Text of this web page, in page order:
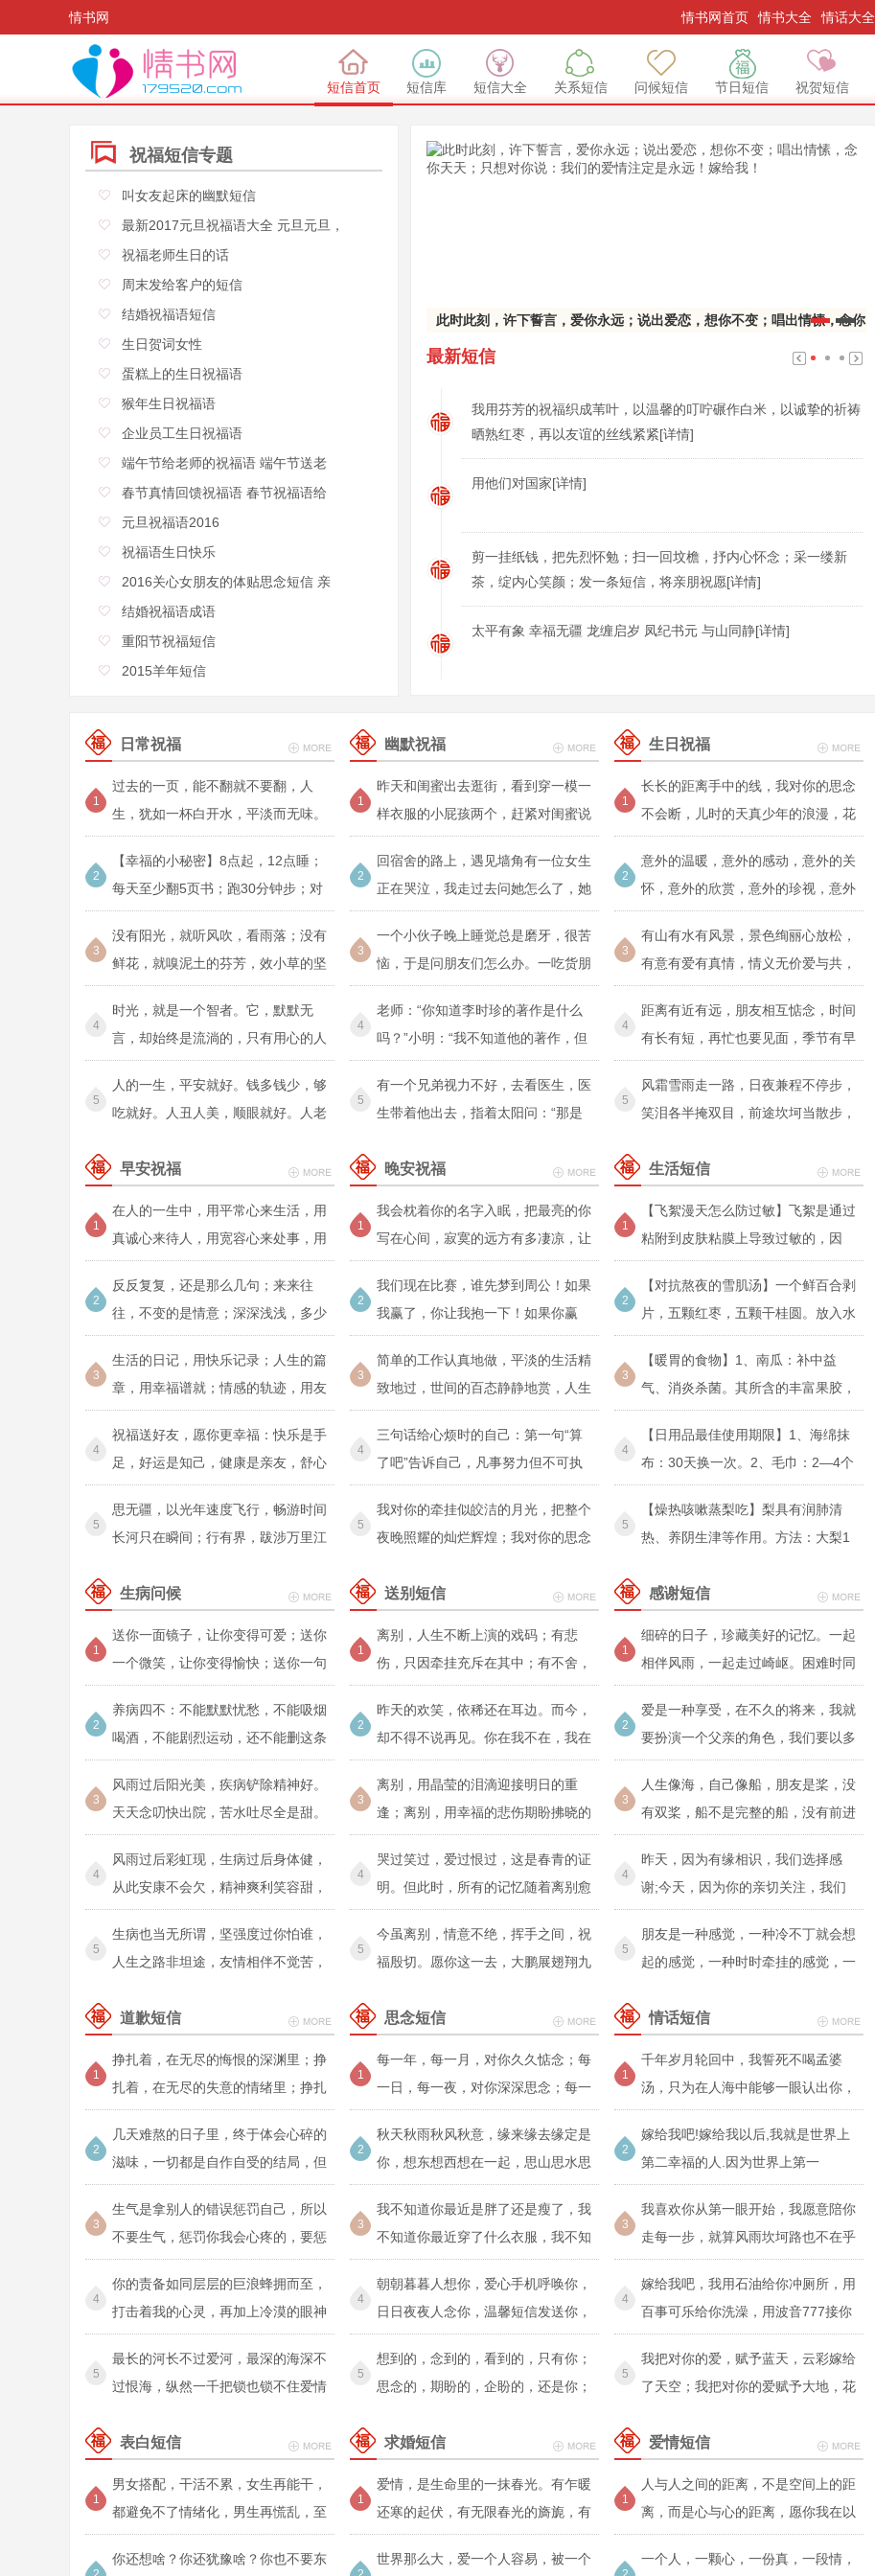
情书网 情书网首页 情书大全 情话大全
短信首页 短信库 短信大全 关系短信 问候短信 节日短信 祝贺短信
祝福短信专题
叫女友起床的幽默短信
最新2017元旦祝福语大全 元旦元旦，
祝福老师生日的话
周末发给客户的短信
结婚祝福语短信
生日贺词女性
蛋糕上的生日祝福语
猴年生日祝福语
企业员工生日祝福语
端午节给老师的祝福语 端午节送老
春节真情回馈祝福语 春节祝福语给
元旦祝福语2016
祝福语生日快乐
2016关心女朋友的体贴思念短信 亲
结婚祝福语成语
重阳节祝福短信
2015羊年短信
此时此刻，许下誓言，爱你永远；说出爱恋，想你不变；唱出情愫，念你
天天；只想对你说：我们的爱情注定是永远！嫁给我！
最新短信
我用芬芳的祝福织成苇叶，以温馨的叮咛碾作白米，以诚挚的祈祷
晒熟红枣，再以友谊的丝线紧紧[详情]
用他们对国家[详情]
剪一挂纸钱，把先烈怀勉；扫一回坟檐，抒内心怀念；采一缕新
茶，绽内心笑颜；发一条短信，将亲朋祝愿[详情]
太平有象 幸福无疆 龙缠启岁 凤纪书元 与山同静[详情]
日常祝福
1
过去的一页，能不翻就不要翻，人
生，犹如一杯白开水，平淡而无味。
但却在
2
【幸福的小秘密】8点起，12点睡；
每天至少翻5页书；跑30分钟步；对
1个陌
3
没有阳光，就听风吹，看雨落；没有
鲜花，就嗅泥土的芬芳，效小草的坚
强；没有
4
时光，就是一个智者。它，默默无
言，却始终是流淌的，只有用心的人
才可感
5
人的一生，平安就好。钱多钱少，够
吃就好。人丑人美，顺眼就好。人老
幽默祝福
1
昨天和闺蜜出去逛街，看到穿一模一
样衣服的小屁孩两个，赶紧对闺蜜说
2
回宿舍的路上，遇见墙角有一位女生
正在哭泣，我走过去问她怎么了，她
抽
3
一个小伙子晚上睡觉总是磨牙，很苦
恼，于是问朋友们怎么办。一吃货朋
4
老师：“你知道李时珍的著作是什么
吗？”小明：“我不知道他的著作，但
是
5
有一个兄弟视力不好，去看医生，医
生带着他出去，指着太阳问：“那是
生日祝福
1
长长的距离手中的线，我对你的思念
不会断，儿时的天真少年的浪漫，花
开
2
意外的温暖，意外的感动，意外的关
怀，意外的欣赏，意外的珍视，意外
的美好
3
有山有水有风景，景色绚丽心放松，
有意有爱有真情，情义无价爱与共，
有风
4
距离有近有远，朋友相互惦念，时间
有长有短，再忙也要见面，季节有早
有晚
5
风霜雪雨走一路，日夜兼程不停步，
笑泪各半掩双目，前途坎坷当散步，
早安祝福
1
在人的一生中，用平常心来生活，用
真诚心来待人，用宽容心来处事，用
执着
2
反反复复，还是那么几句；来来往
往，不变的是情意；深深浅浅，多少
都是惦记
3
生活的日记，用快乐记录；人生的篇
章，用幸福谱就；情感的轨迹，用友
情刻画
4
祝福送好友，愿你更幸福：快乐是手
足，好运是知己，健康是亲友，舒心
是恋人
5
思无疆，以光年速度飞行，畅游时间
长河只在瞬间；行有界，跋涉万里江
晚安祝福
1
我会枕着你的名字入眠，把最亮的你
写在心间，寂寞的远方有多凄凉，让
我
2
我们现在比赛，谁先梦到周公！如果
我赢了，你让我抱一下！如果你赢
了，我让
3
简单的工作认真地做，平淡的生活精
致地过，世间的百态静静地赏，人生
的
4
三句话给心烦时的自己：第一句“算
了吧”告诉自己，凡事努力但不可执
5
我对你的牵挂似皎洁的月光，把整个
夜晚照耀的灿烂辉煌；我对你的思念
生活短信
1
【飞絮漫天怎么防过敏】飞絮是通过
粘附到皮肤粘膜上导致过敏的，因
2
【对抗熬夜的雪肌汤】一个鲜百合剥
片，五颗红枣，五颗干桂圆。放入水
3
【暖胃的食物】1、南瓜：补中益
气、消炎杀菌。其所含的丰富果胶，
可
4
【日用品最佳使用期限】1、海绵抹
布：30天换一次。2、毛巾：2—4个
月
5
【燥热咳嗽蒸梨吃】梨具有润肺清
热、养阴生津等作用。方法：大梨1
生病问候
1
送你一面镜子，让你变得可爱；送你
一个微笑，让你变得愉快；送你一句
问候
2
养病四不：不能默默忧愁，不能吸烟
喝酒，不能剧烈运动，还不能删这条
短信
3
风雨过后阳光美，疾病铲除精神好。
天天念叨快出院，苦水吐尽全是甜。
4
风雨过后彩虹现，生病过后身体健，
从此安康不会欠，精神爽利笑容甜，
健康
5
生病也当无所谓，坚强度过你怕谁，
人生之路非坦途，友情相伴不觉苦，
送别短信
1
离别，人生不断上演的戏码；有悲
伤，只因牵挂充斥在其中；有不舍，
只因浓浓
2
昨天的欢笑，依稀还在耳边。而今，
却不得不说再见。你在我不在，我在
你
3
离别，用晶莹的泪滴迎接明日的重
逢；离别，用幸福的悲伤期盼拂晓的
黎明
4
哭过笑过，爱过恨过，这是春青的证
明。但此时，所有的记忆随着离别愈
来
5
今虽离别，情意不绝，挥手之间，祝
福殷切。愿你这一去，大鹏展翅翔九
感谢短信
1
细碎的日子，珍藏美好的记忆。一起
相伴风雨，一起走过崎岖。困难时同
2
爱是一种享受，在不久的将来，我就
要扮演一个父亲的角色，我们要以多
于
3
人生像海，自己像船，朋友是桨，没
有双桨，船不是完整的船，没有前进
的动力
4
昨天，因为有缘相识，我们选择感
谢;今天，因为你的亲切关注，我们
选择感
5
朋友是一种感觉，一种冷不丁就会想
起的感觉，一种时时牵挂的感觉，一
道歉短信
1
挣扎着，在无尽的悔恨的深渊里；挣
扎着，在无尽的失意的情绪里；挣扎
着，在
2
几天难熬的日子里，终于体会心碎的
滋味，一切都是自作自受的结局，但
我
3
生气是拿别人的错误惩罚自己，所以
不要生气，惩罚你我会心疼的，要惩
罚
4
你的责备如同层层的巨浪蜂拥而至，
打击着我的心灵，再加上冷漠的眼神
5
最长的河长不过爱河，最深的海深不
过恨海，纵然一千把锁也锁不住爱情
思念短信
1
每一年，每一月，对你久久惦念；每
一日，每一夜，对你深深思念；每一
分，每一秒
2
秋天秋雨秋风秋意，缘来缘去缘定是
你，想东想西想在一起，思山思水思
念
3
我不知道你最近是胖了还是瘦了，我
不知道你最近穿了什么衣服，我不知
4
朝朝暮暮人想你，爱心手机呼唤你，
日日夜夜人念你，温馨短信发送你，
一片
5
想到的，念到的，看到的，只有你；
思念的，期盼的，企盼的，还是你；
情话短信
1
千年岁月轮回中，我誓死不喝孟婆
汤，只为在人海中能够一眼认出你，
是你
2
嫁给我吧!嫁给我以后,我就是世界上
第二幸福的人.因为世界上第一
3
我喜欢你从第一眼开始，我愿意陪你
走每一步，就算风雨坎坷路也不在乎
4
嫁给我吧，我用石油给你冲厕所，用
百事可乐给你洗澡，用波音777接你
上
5
我把对你的爱，赋予蓝天，云彩嫁给
了天空；我把对你的爱赋予大地，花
表白短信
1
男女搭配，干活不累，女生再能干，
都避免不了情绪化，男生再慌乱，至
少表面
你还想啥？你还犹豫啥？你也不要东
求婚短信
1
爱情，是生命里的一抹春光。有乍暖
还寒的起伏，有无限春光的旖旎，有
万
世界那么大，爱一个人容易，被一个
爱情短信
1
人与人之间的距离，不是空间上的距
离，而是心与心的距离，愿你我在以
后
一个人，一颗心，一份真，一段情，